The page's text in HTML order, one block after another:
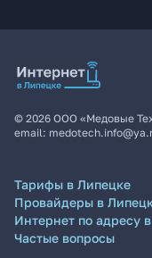
© 2026 ООО «Медовые
email:
Тарифы в Липецке
Провайдеры в
Интернет по адресу
Частые вопросы